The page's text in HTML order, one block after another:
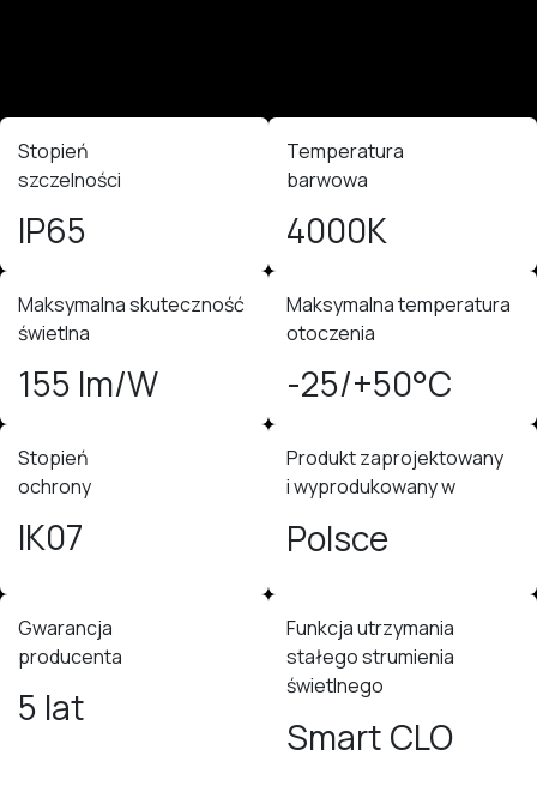
Stopień
szczelności
IP65
Temperatura
barwowa
4000K
Maksymalna skuteczność
świetlna
155 lm/W
Maksymalna temperatura
otoczenia
-25/+50°C
Stopień
ochrony
IK07
Produkt zaprojektowany
i wyprodukowany w
Polsce
Gwarancja
producenta
5 lat
Funkcja utrzymania
stałego strumienia
świetlnego
Smart CLO